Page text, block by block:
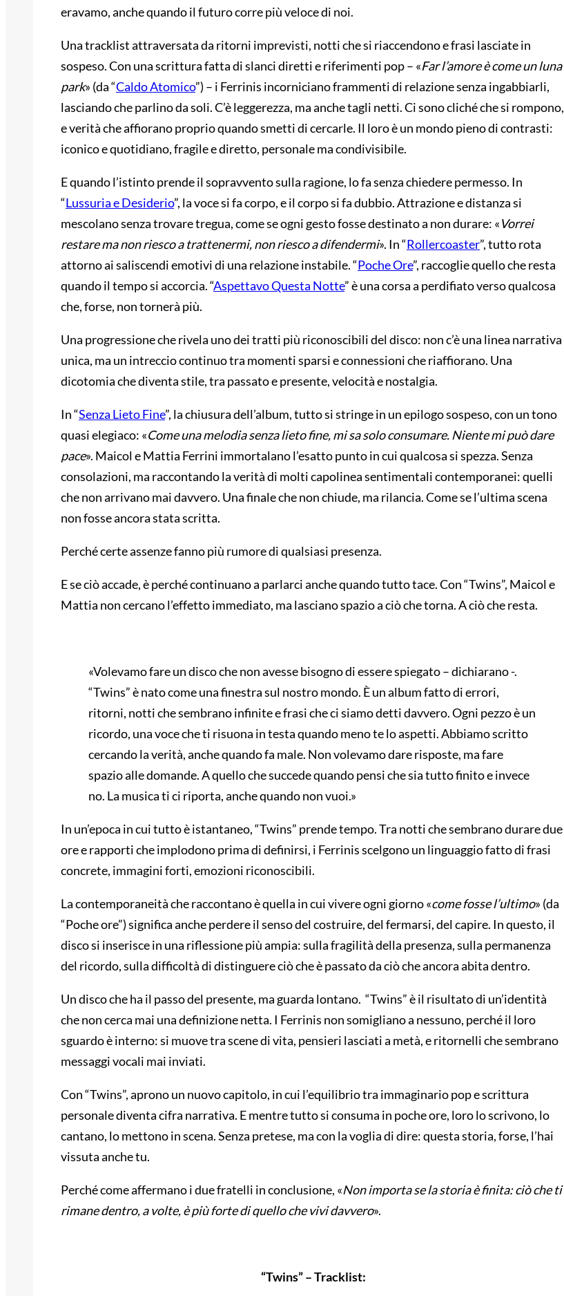
eravamo, anche quando il futuro corre più veloce di noi.
Una tracklist attraversata da ritorni imprevisti, notti che si riaccendono e frasi lasciate in
sospeso. Con una scrittura fatta di slanci diretti e riferimenti pop – «Far l’amore è come un luna
park» (da “Caldo Atomico”) – i Ferrinis incorniciano frammenti di relazione senza ingabbiarli,
lasciando che parlino da soli. C’è leggerezza, ma anche tagli netti. Ci sono cliché che si rompono,
e verità che affiorano proprio quando smetti di cercarle. Il loro è un mondo pieno di contrasti:
iconico e quotidiano, fragile e diretto, personale ma condivisibile.
E quando l’istinto prende il sopravvento sulla ragione, lo fa senza chiedere permesso. In
“Lussuria e Desiderio”, la voce si fa corpo, e il corpo si fa dubbio. Attrazione e distanza si
mescolano senza trovare tregua, come se ogni gesto fosse destinato a non durare: «Vorrei
restare ma non riesco a trattenermi, non riesco a difendermi». In “Rollercoaster”, tutto rota
attorno ai saliscendi emotivi di una relazione instabile. “Poche Ore”, raccoglie quello che resta
quando il tempo si accorcia. “Aspettavo Questa Notte” è una corsa a perdifiato verso qualcosa
che, forse, non tornerà più.
Una progressione che rivela uno dei tratti più riconoscibili del disco: non c’è una linea narrativa
unica, ma un intreccio continuo tra momenti sparsi e connessioni che riaffiorano. Una
dicotomia che diventa stile, tra passato e presente, velocità e nostalgia.
In “Senza Lieto Fine”, la chiusura dell’album, tutto si stringe in un epilogo sospeso, con un tono
quasi elegiaco: «Come una melodia senza lieto fine, mi sa solo consumare. Niente mi può dare
pace». Maicol e Mattia Ferrini immortalano l’esatto punto in cui qualcosa si spezza. Senza
consolazioni, ma raccontando la verità di molti capolinea sentimentali contemporanei: quelli
che non arrivano mai davvero. Una finale che non chiude, ma rilancia. Come se l’ultima scena
non fosse ancora stata scritta.
Perché certe assenze fanno più rumore di qualsiasi presenza.
E se ciò accade, è perché continuano a parlarci anche quando tutto tace. Con “Twins”, Maicol e
Mattia non cercano l’effetto immediato, ma lasciano spazio a ciò che torna. A ciò che resta.
«Volevamo fare un disco che non avesse bisogno di essere spiegato – dichiarano -.
“Twins” è nato come una finestra sul nostro mondo. È un album fatto di errori,
ritorni, notti che sembrano infinite e frasi che ci siamo detti davvero. Ogni pezzo è un
ricordo, una voce che ti risuona in testa quando meno te lo aspetti. Abbiamo scritto
cercando la verità, anche quando fa male. Non volevamo dare risposte, ma fare
spazio alle domande. A quello che succede quando pensi che sia tutto finito e invece
no. La musica ti ci riporta, anche quando non vuoi.»
In un’epoca in cui tutto è istantaneo, “Twins” prende tempo. Tra notti che sembrano durare due
ore e rapporti che implodono prima di definirsi, i Ferrinis scelgono un linguaggio fatto di frasi
concrete, immagini forti, emozioni riconoscibili.
La contemporaneità che raccontano è quella in cui vivere ogni giorno «come fosse l’ultimo» (da
“Poche ore”) significa anche perdere il senso del costruire, del fermarsi, del capire. In questo, il
disco si inserisce in una riflessione più ampia: sulla fragilità della presenza, sulla permanenza
del ricordo, sulla difficoltà di distinguere ciò che è passato da ciò che ancora abita dentro.
Un disco che ha il passo del presente, ma guarda lontano. “Twins” è il risultato di un’identità
che non cerca mai una definizione netta. I Ferrinis non somigliano a nessuno, perché il loro
sguardo è interno: si muove tra scene di vita, pensieri lasciati a metà, e ritornelli che sembrano
messaggi vocali mai inviati.
Con “Twins”, aprono un nuovo capitolo, in cui l’equilibrio tra immaginario pop e scrittura
personale diventa cifra narrativa. E mentre tutto si consuma in poche ore, loro lo scrivono, lo
cantano, lo mettono in scena. Senza pretese, ma con la voglia di dire: questa storia, forse, l’hai
vissuta anche tu.
Perché come affermano i due fratelli in conclusione, «Non importa se la storia è finita: ciò che ti
rimane dentro, a volte, è più forte di quello che vivi davvero».
“Twins” – Tracklist: